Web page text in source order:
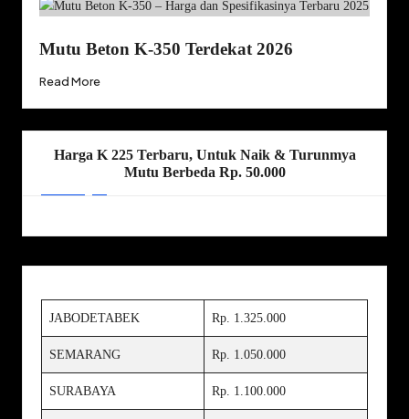
Mutu Beton K-350 Terdekat 2026
Read More
Harga K 225 Terbaru, Untuk Naik & Turunmya
Mutu Berbeda Rp. 50.000
JABODETABEK Rp. 1.325.000
SEMARANG Rp. 1.050.000
SURABAYA Rp. 1.100.000